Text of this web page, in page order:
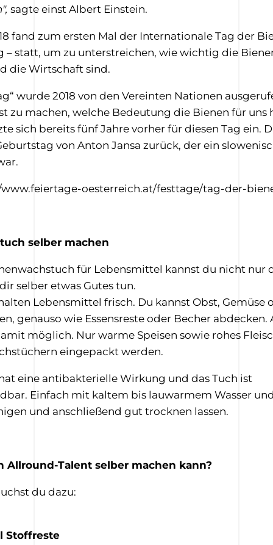
sagte einst Albert Einstein.
fand zum ersten Mal der Internationale Tag der
– statt, um zu unterstreichen, wie wichtig die
die Wirtschaft sind.
wurde 2018 von den Vereinten Nationen
zu machen, welche Bedeutung die Bienen für uns
sich bereits fünf Jahre vorher für diesen Tag ein.
von Anton Jansa zurück, der ein
oesterreich.at/festtage/tag-der-
selber machen
für Lebensmittel kannst du nicht nur
selber etwas Gutes tun.
Lebensmittel frisch. Du kannst Obst, Gemüse
genauso wie Essensreste oder Becher abdecken.
möglich. Nur warme Speisen sowie rohes
eingepackt werden.
eine antibakterielle Wirkung und das Tuch ist
Einfach mit kaltem bis lauwarmem Wasser
und anschließend gut trocknen lassen.
Allround-Talent selber machen kann?
du dazu:
Stoffreste